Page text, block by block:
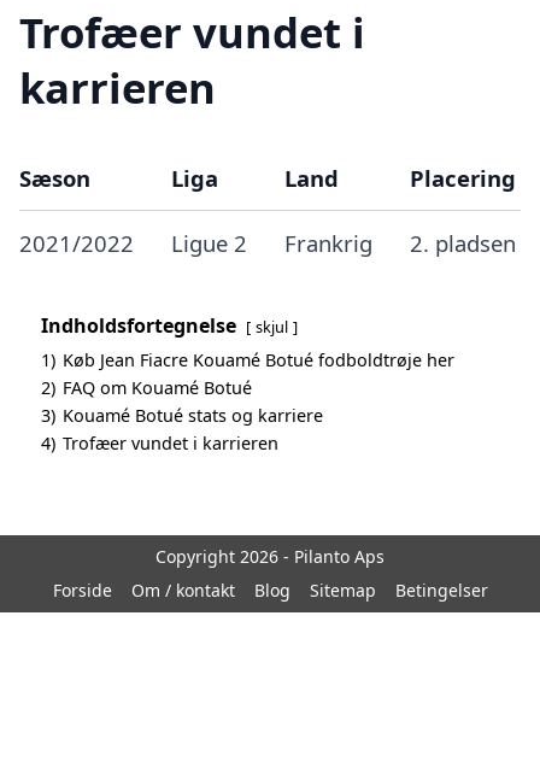
Trofæer vundet i
karrieren
Sæson Liga Land Placering
2021/2022 Ligue 2 Frankrig 2. pladsen
Indholdsfortegnelse skjul
1) Køb Jean Fiacre Kouamé Botué fodboldtrøje her
2) FAQ om Kouamé Botué
3) Kouamé Botué stats og karriere
4) Trofæer vundet i karrieren
Copyright 2026 - Pilanto Aps
Forside
Om / kontakt Blog Sitemap Betingelser